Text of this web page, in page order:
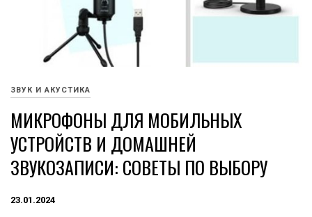
ЗВУК И АКУСТИКА
МИКРОФОНЫ ДЛЯ МОБИЛЬНЫХ
УСТРОЙСТВ И ДОМАШНЕЙ
ЗВУКОЗАПИСИ: СОВЕТЫ ПО ВЫБОРУ
23.01.2024